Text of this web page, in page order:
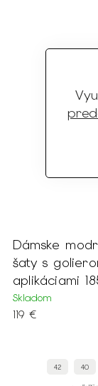
Dámske
šaty s
aplikáciami
Skladom
119 €
42 40